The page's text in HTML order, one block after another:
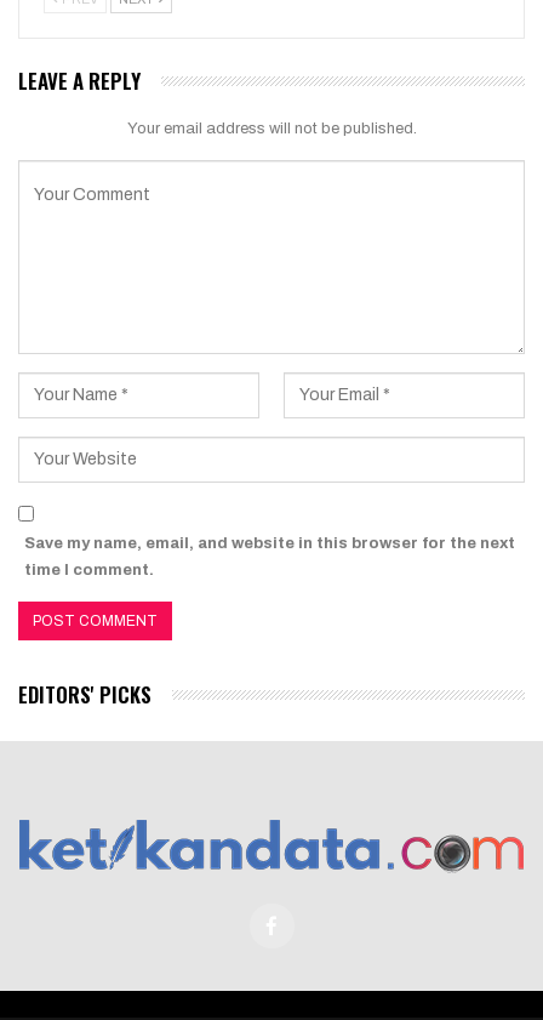
LEAVE A REPLY
Your email address will not be published.
Save my name, email, and website in this browser for the next
time I comment.
EDITORS' PICKS